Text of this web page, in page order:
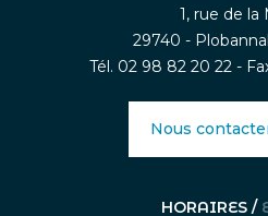
1, rue de la
29740 -
Tél. 02 98 82 20 22 -
Nous
HORAIRES /